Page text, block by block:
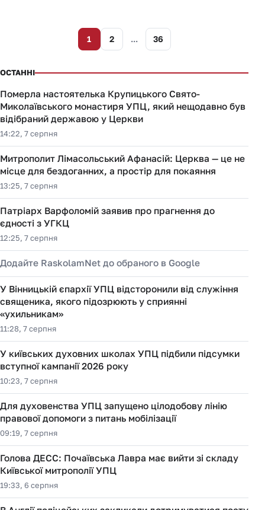
1 2 ... 36
ОСТАННІ
Померла настоятелька Крупицького Свято-
Миколаївського монастиря УПЦ, який нещодавно був
відібраний державою у Церкви
14:22, 7 серпня
Митрополит Лімасольський Афанасій: Церква — це не
місце для бездоганних, а простір для покаяння
13:25, 7 серпня
Патріарх Варфоломій заявив про прагнення до
єдності з УГКЦ
12:25, 7 серпня
Додайте RaskolamNet до обраного в Google
У Вінницькій єпархії УПЦ відсторонили від служіння
священика, якого підозрюють у сприянні
«ухильникам»
11:28, 7 серпня
У київських духовних школах УПЦ підбили підсумки
вступної кампанії 2026 року
10:23, 7 серпня
Для духовенства УПЦ запущено цілодобову лінію
правової допомоги з питань мобілізації
09:19, 7 серпня
Голова ДЕСС: Почаївська Лавра має вийти зі складу
Київської митрополії УПЦ
19:33, 6 серпня